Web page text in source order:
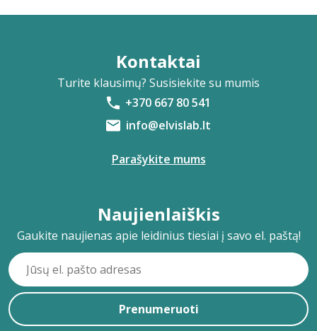
Kontaktai
Turite klausimų? Susisiekite su mumis
+370 667 80 541
info@elvislab.lt
Parašykite mums
Naujienlaiškis
Gaukite naujienas apie leidinius tiesiai į savo el. paštą!
Prenumeruoti